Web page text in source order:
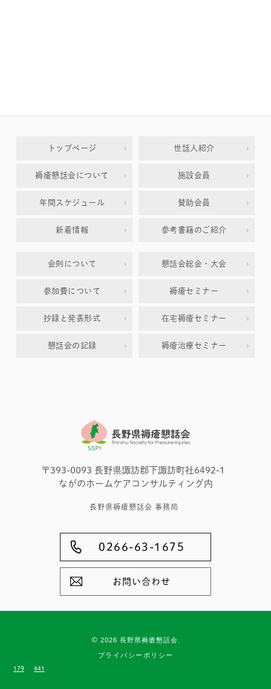
トップページ
褥瘡懇話会について
年間スケジュール
新着情報
世話人紹介
施設会員
賛助会員
参考書籍のご紹介
会則について
参加費について
抄録と発表形式
懇話会の記録
懇話会総会・大会
褥瘡セミナー
在宅褥瘡セミナー
褥瘡治療セミナー
〒393-0093 長野県諏訪郡下諏訪町社6492-1
ながのホームケアコンサルティング内
長野県褥瘡懇話会 事務局
0266-63-1675
お問い合わせ
© 2026 長野県褥瘡懇話会.
プライバシーポリシー
179 441